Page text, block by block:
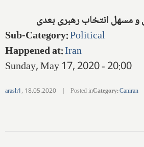
مسهل انتخاب رهبری بعدی
Sub-Category:Political
Happened at:Iran
Sunday, May 17, 2020 - 20:00
arash1, 18.05.2020 | Posted inCategory:Caniran